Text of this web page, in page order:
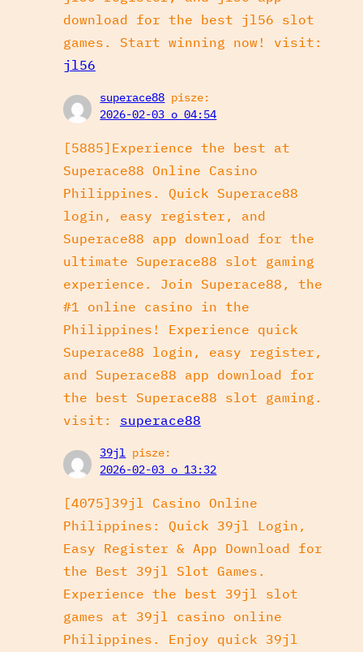
download for the best jl56 slot
games. Start winning now! visit:
jl56
superace88 pisze:
2026-02-03 o 04:54
[5885]Experience the best at
Superace88 Online Casino
Philippines. Quick Superace88
login, easy register, and
Superace88 app download for the
ultimate Superace88 slot gaming
experience. Join Superace88, the
#1 online casino in the
Philippines! Experience quick
Superace88 login, easy register,
and Superace88 app download for
the best Superace88 slot gaming.
visit: superace88
39jl pisze:
2026-02-03 o 13:32
[4075]39jl Casino Online
Philippines: Quick 39jl Login,
Easy Register & App Download for
the Best 39jl Slot Games.
Experience the best 39jl slot
games at 39jl casino online
Philippines. Enjoy quick 39jl